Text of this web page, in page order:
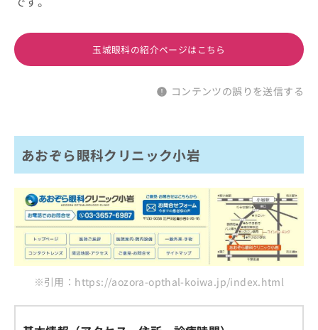
玉城眼科の紹介ページはこちら
コンテンツの誤りを送信する
あおぞら眼科クリニック小岩
※引用：https://aozora-opthal-koiwa.jp/index.html